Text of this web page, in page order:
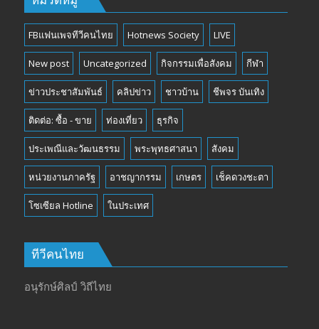
FBแฟนเพจทีวีคนไทย Hotnews Society LIVE
New post Uncategorized กิจกรรมเพื่อสังคม กีฬา
ข่าวประชาสัมพันธ์ คลิปข่าว ชาวบ้าน ชีพจร บันเทิง
ติดต่อ: ซื้อ - ขาย ท่องเที่ยว ธุรกิจ
ประเพณีและวัฒนธรรม พระพุทธศาสนา สังคม
หน่วยงานภาครัฐ อาชญากรรม เกษตร เช็คดวงชะตา
โซเซียล Hotline ในประเทศ
ทีวีคนไทย
อนุรักษ์ศิลป์ วิถีไทย